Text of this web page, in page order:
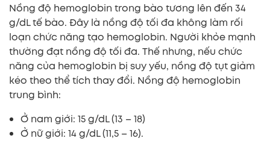
Nồng độ hemoglobin trong bào tương lên đến 34
g/dL tế bào. Đây là nồng độ tối đa không làm rối
loạn chức năng tạo hemoglobin. Người khỏe mạnh
thường đạt nồng độ tối đa. Thế nhưng, nếu chức
năng của hemoglobin bị suy yếu, nồng độ tụt giảm
kéo theo thể tích thay đổi. Nồng độ hemoglobin
trung bình:
Ở nam giới: 15 g/dL (13 – 18)
Ở nữ giới: 14 g/dL (11,5 – 16).